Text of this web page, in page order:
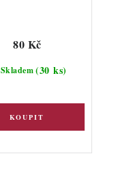
Skladem(30 ks)
80 Kč